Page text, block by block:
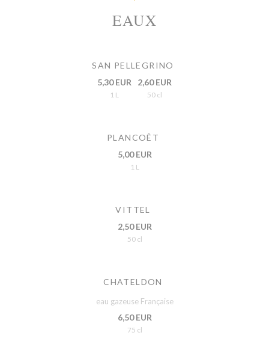
EAUX
SAN PELLEGRINO
5,30 EUR
1 L
2,60 EUR
50 cl
PLANCOÊT
5,00 EUR
1 L
VITTEL
2,50 EUR
50 cl
CHATELDON
eau gazeuse Française
6,50 EUR
75 cl